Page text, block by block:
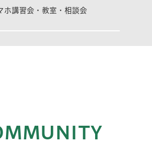
ホ講習会・教室・相談会